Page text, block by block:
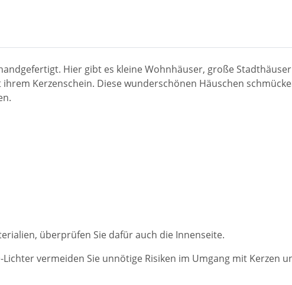
Hier gibt es kleine Wohnhäuser, große
Kerzenschein. Diese wunderschönen Häuschen
überprüfen Sie dafür auch die Innenseite.
vermeiden Sie unnötige Risiken im Umgang mit Kerzen